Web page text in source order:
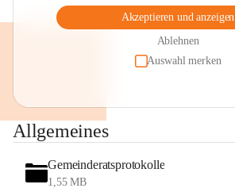
Akzeptieren und anzeigen
Ablehnen
Auswahl merken
Allgemeines
Gemeinderatsprotokolle
1,55 MB